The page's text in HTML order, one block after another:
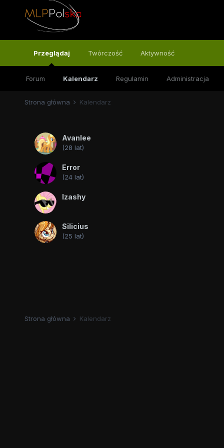
Przeglądaj
Forum Kalendarz Regulamin Administracja
Twórczość Aktywność
Strona główna Kalendarz
Avanlee
(28 lat)
Error
(24 lat)
Izashy
Silicius
(25 lat)
Strona główna Kalendarz